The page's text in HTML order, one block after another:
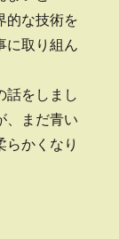
的な技術を
に取り組ん
話をしまし
、まだ青い
らかくなり